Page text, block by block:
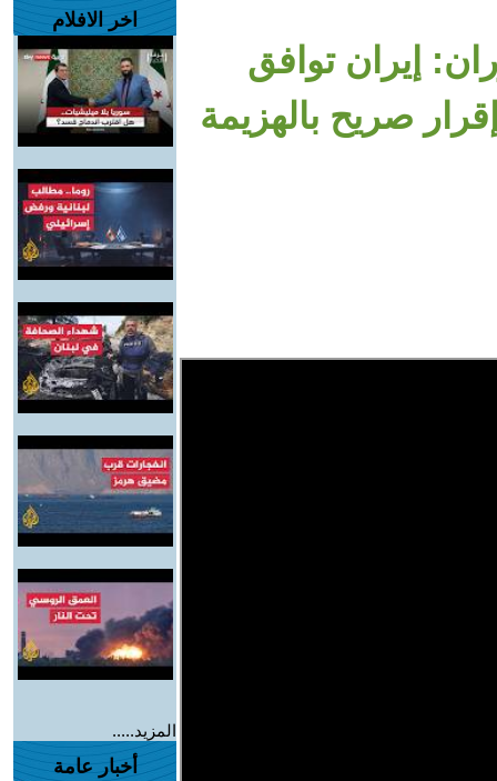
إيران توافق
صريح بالهزيمة
اخر الافلام
المزيد.....
أخبار عامة